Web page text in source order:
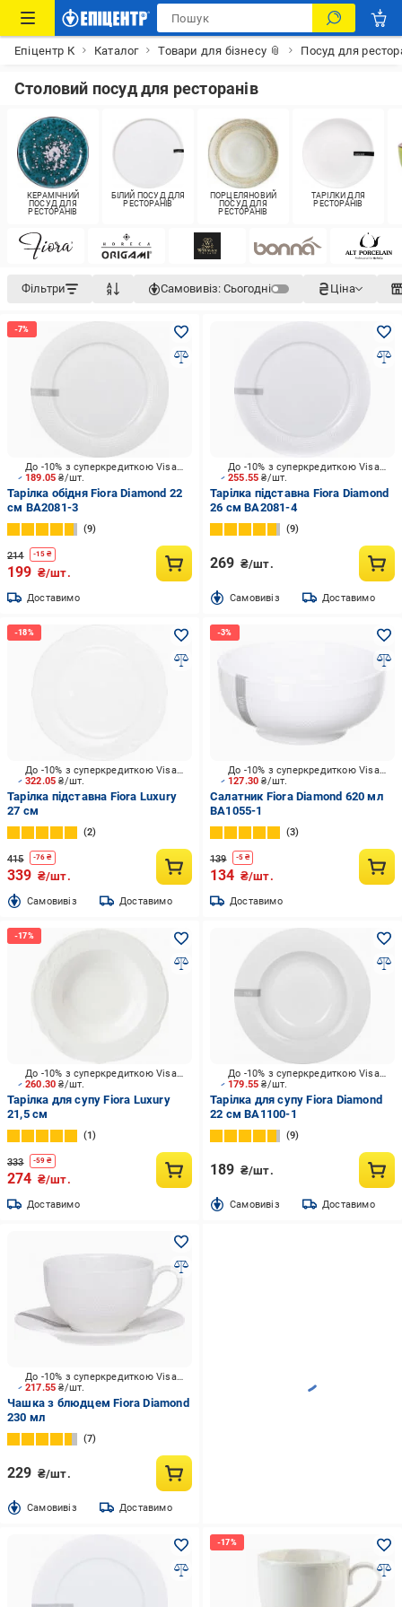
Епіцентр К Каталог Товари для бізнесу 📎 Посуд для
Столовий посуд для ресторанів
КЕРАМІЧНИЙ
ПОСУД ДЛЯ
РЕСТОРАНІВ
БІЛИЙ ПОСУД ДЛЯ
РЕСТОРАНІВ
ПОРЦЕЛЯНОВИЙ
ПОСУД ДЛЯ
РЕСТОРАНІВ
ТАРІЛКИ ДЛЯ
РЕСТОРАНІВ
Фільтри Самовивіз: Сьогодні Ціна
189.05₴/шт.
До -10% з суперкредиткою Visa Вигода
Тарілка обідня Fiora Diamond 22
см BA2081-3
9
214 -15 ₴
199 ₴/шт.
Доставимо
255.55₴/шт.
До -10% з суперкредиткою Visa Вигода
Тарілка підставна Fiora Diamond
26 см BA2081-4
9
269 ₴/шт.
Cамовивіз Доставимо
322.05₴/шт.
До -10% з суперкредиткою Visa Вигода
Тарілка підставна Fiora Luxury
27 см
2
415 -76 ₴
339 ₴/шт.
Cамовивіз Доставимо
127.30₴/шт.
До -10% з суперкредиткою Visa Вигода
Салатник Fiora Diamond 620 мл
BA1055-1
3
139 -5₴
134 ₴/шт.
Доставимо
260.30₴/шт.
До -10% з суперкредиткою Visa Вигода
Тарілка для супу Fiora Luxury
21,5 см
1
333 -59 ₴
274 ₴/шт.
Доставимо
179.55₴/шт.
До -10% з суперкредиткою Visa Вигода
Тарілка для супу Fiora Diamond
22 см BA1100-1
9
189 ₴/шт.
Cамовивіз Доставимо
217.55₴/шт.
До -10% з суперкредиткою Visa Вигода
Чашка з блюдцем Fiora Diamond
230 мл
7
229 ₴/шт.
Cамовивіз Доставимо